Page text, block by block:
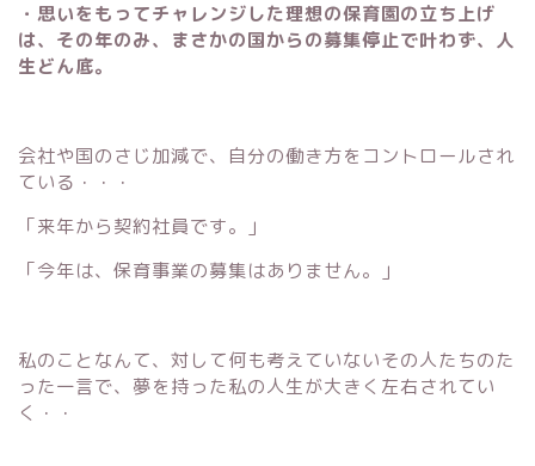
・思いをもってチャレンジした理想の保育園の立ち上げ
は、その年のみ、まさかの国からの募集停止で叶わず、人
生どん底。
会社や国のさじ加減で、自分の働き方をコントロールされ
ている・・・
「来年から契約社員です。」
「今年は、保育事業の募集はありません。」
私のことなんて、対して何も考えていないその人たちのた
った一言で、夢を持った私の人生が大きく左右されてい
く・・